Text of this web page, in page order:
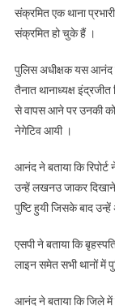
संक्रमित एक थाना
संक्रमित हो चुके हैं ।
पुलिस अधीक्षक यस आनंद ने
तैनात थानाध्यक्ष
से वापस आने पर उनकी
नेगेटिव आयी ।
आनंद ने बताया कि
उन्हें लखनउ जाकर दिखाने
पुष्टि हुयी जिसके बाद उन्हें
एसपी ने बताया कि
लाइन समेत सभी थानों में
आनंद ने बताया कि जिले में